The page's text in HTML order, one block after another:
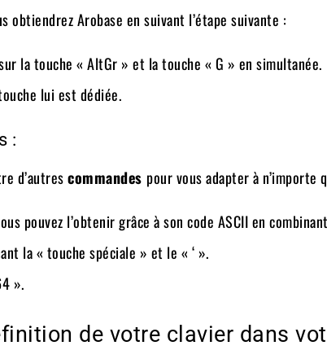
obtiendrez Arobase en suivant l’étape suivante :
la touche « AltGr » et la touche « G » en simultanée.
lui est dédiée.
:
d’autrescommandes pour vous adapter à n’importe
pouvez l’obtenir grâce à son code ASCII en
la « touche spéciale » et le « ‘ ».
».
de votre clavier dans